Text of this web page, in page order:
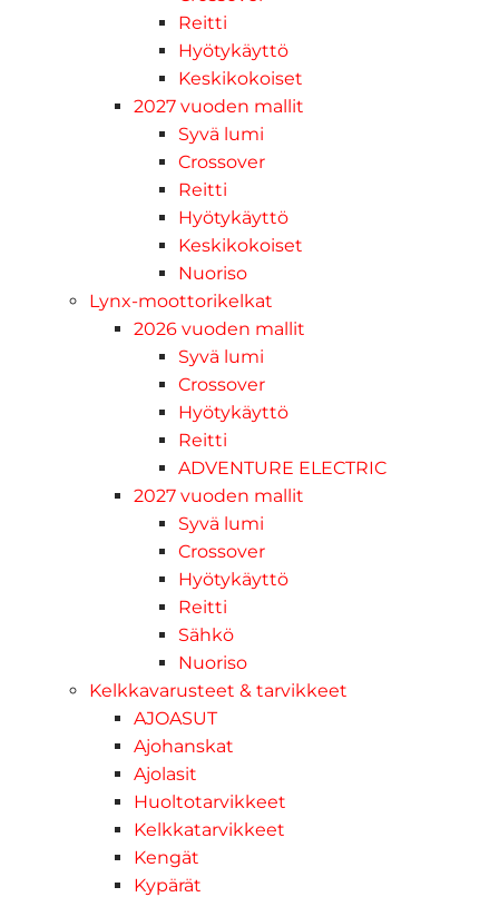
Reitti
Hyötykäyttö
Keskikokoiset
2027 vuoden mallit
Syvä lumi
Crossover
Reitti
Hyötykäyttö
Keskikokoiset
Nuoriso
Lynx-moottorikelkat
2026 vuoden mallit
Syvä lumi
Crossover
Hyötykäyttö
Reitti
ADVENTURE ELECTRIC
2027 vuoden mallit
Syvä lumi
Crossover
Hyötykäyttö
Reitti
Sähkö
Nuoriso
Kelkkavarusteet & tarvikkeet
AJOASUT
Ajohanskat
Ajolasit
Huoltotarvikkeet
Kelkkatarvikkeet
Kengät
Kypärät